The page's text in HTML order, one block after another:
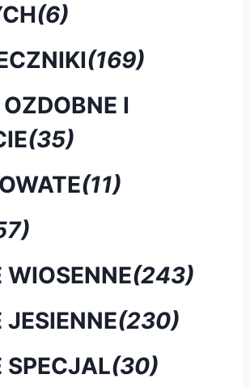
(6)
(169)
I
(35)
(11)
WIOSENNE(243)
JESIENNE(230)
SPECJAL(30)